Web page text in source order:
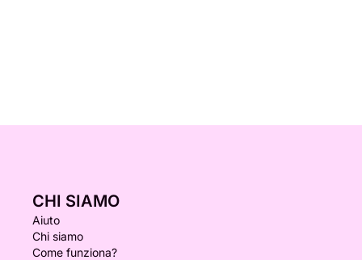
CHI SIAMO
Aiuto
Chi siamo
Come funziona?